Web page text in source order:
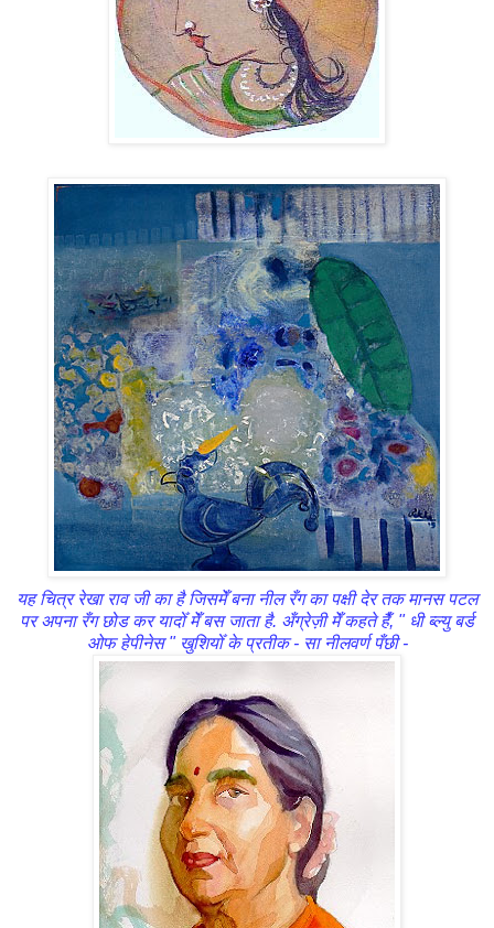
यह चित्र रेखा राव जी का है जिसमेँ बना नील रँग का पक्षी देर तक मानस पटल
पर अपना रँग छोड कर यादोँ मेँ बस जाता है. अँग्रेज़ी मेँ कहते हैँ, " धी ब्ल्यु बर्ड
ओफ हेपीनेस " खुशियोँ के प्रतीक - सा नीलवर्ण पँछी -